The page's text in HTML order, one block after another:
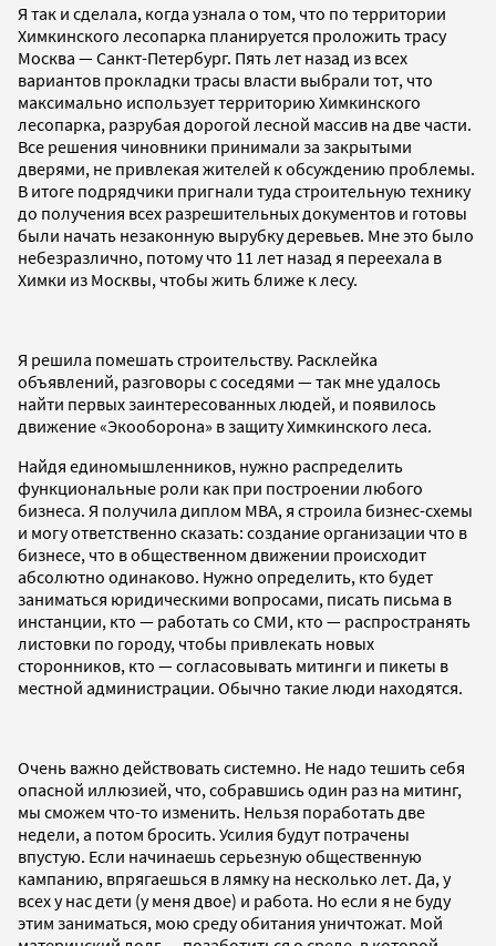
Я так и сделала, когда узнала о том, что по территории
Химкинского лесопарка планируется проложить трасу
Москва — Санкт-Петербург. Пять лет назад из всех
вариантов прокладки трасы власти выбрали тот, что
максимально использует территорию Химкинского
лесопарка, разрубая дорогой лесной массив на две части.
Все решения чиновники принимали за закрытыми
дверями, не привлекая жителей к обсуждению проблемы.
В итоге подрядчики пригнали туда строительную технику
до получения всех разрешительных документов и готовы
были начать незаконную вырубку деревьев. Мне это было
небезразлично, потому что 11 лет назад я переехала в
Химки из Москвы, чтобы жить ближе к лесу.
Я решила помешать строительству. Расклейка
объявлений, разговоры с соседями — так мне удалось
найти первых заинтересованных людей, и появилось
движение «Экооборона» в защиту Химкинского леса.
Найдя единомышленников, нужно распределить
функциональные роли как при построении любого
бизнеса. Я получила диплом MBA, я строила бизнес-схемы
и могу ответственно сказать: создание организации что в
бизнесе, что в общественном движении происходит
абсолютно одинаково. Нужно определить, кто будет
заниматься юридическими вопросами, писать письма в
инстанции, кто — работать со СМИ, кто — распространять
листовки по городу, чтобы привлекать новых
сторонников, кто — согласовывать митинги и пикеты в
местной администрации. Обычно такие люди находятся.
Очень важно действовать системно. Не надо тешить себя
опасной иллюзией, что, собравшись один раз на митинг,
мы сможем что-то изменить. Нельзя поработать две
недели, а потом бросить. Усилия будут потрачены
впустую. Если начинаешь серьезную общественную
кампанию, впрягаешься в лямку на несколько лет. Да, у
всех у нас дети (у меня двое) и работа. Но если я не буду
этим заниматься, мою среду обитания уничтожат. Мой